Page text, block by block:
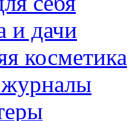
и дачи
косметика